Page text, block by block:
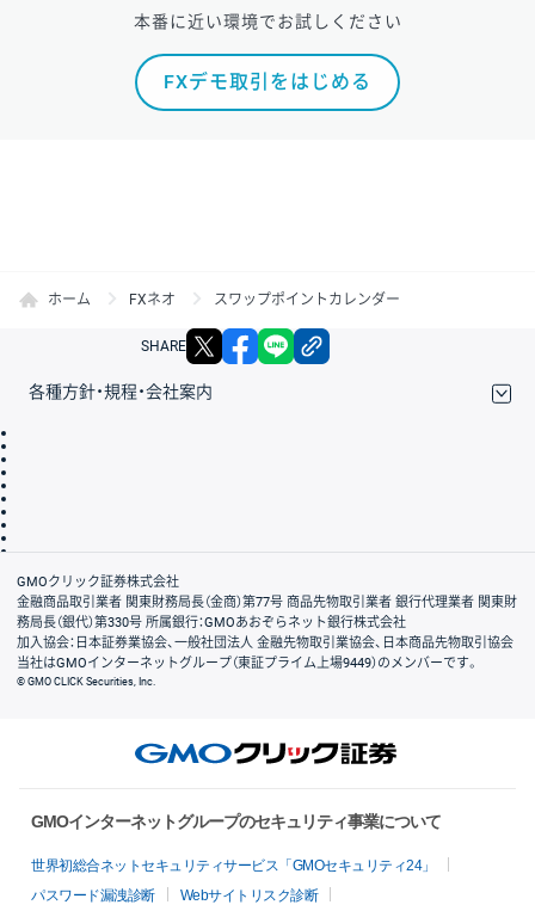
本番に近い環境でお試しください
FXデモ取引をはじめる
ホーム FXネオ スワップポイントカレンダー
SHARE X facebook
各種方針・規程・会社案内
会社案内
GMOクリック証券株式会社
金融商品取引業者 関東財務局長（金商）第77号 商品先物取引業者 銀行代理業者 関東財
務局長（銀代）第330号 所属銀行：GMOあおぞらネット銀行株式会社
加入協会：日本証券業協会、一般社団法人 金融先物取引業協会、日本商品先物取引協会
当社はGMOインターネットグループ（東証プライム上場9449）のメンバーです。
© GMO CLICK Securities, Inc.
GMOインターネットグループのセキュリティ事業について
世界初総合ネットセキュリティサービス「GMOセキュリティ24」
パスワード漏洩診断
Webサイトリスク診断